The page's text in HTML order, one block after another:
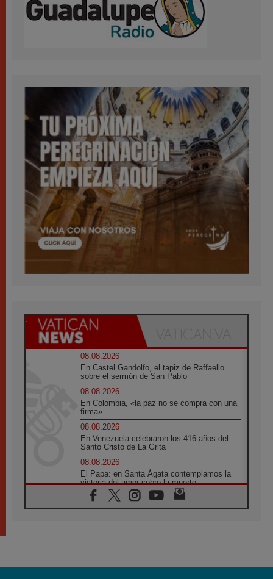
08.08.2026
En Castel Gandolfo, el tapiz de Raffaello
sobre el sermón de San Pablo
08.08.2026
En Colombia, «la paz no se compra con una
firma»
08.08.2026
En Venezuela celebraron los 416 años del
Santo Cristo de La Grita
08.08.2026
El Papa: en Santa Ágata contemplamos la
victoria del amor sobre la muerte
08.08.2026
León XIV visitará el Santuario de la Madre
07.08.2026